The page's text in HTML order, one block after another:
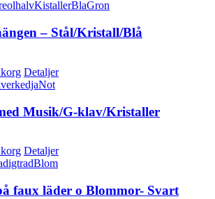
– Stål/Kristall/Blå
Detaljer
Musik/G-klav/Kristaller
Detaljer
faux läder o Blommor- Svart